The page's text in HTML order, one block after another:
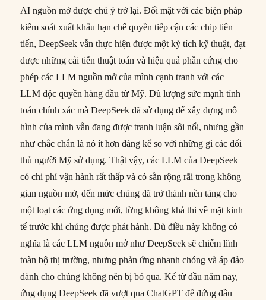
AI nguồn mở được chú ý trở lại. Đối mặt với các biện pháp
kiểm soát xuất khẩu hạn chế quyền tiếp cận các chip tiên
tiến, DeepSeek vẫn thực hiện được một kỳ tích kỹ thuật, đạt
được những cải tiến thuật toán và hiệu quả phần cứng cho
phép các LLM nguồn mở của mình cạnh tranh với các
LLM độc quyền hàng đầu từ Mỹ. Dù lượng sức mạnh tính
toán chính xác mà DeepSeek đã sử dụng để xây dựng mô
hình của mình vẫn đang được tranh luận sôi nổi, nhưng gần
như chắc chắn là nó ít hơn đáng kể so với những gì các đối
thủ người Mỹ sử dụng. Thật vậy, các LLM của DeepSeek
có chi phí vận hành rất thấp và có sẵn rộng rãi trong không
gian nguồn mở, đến mức chúng đã trở thành nền tảng cho
một loạt các ứng dụng mới, từng không khả thi về mặt kinh
tế trước khi chúng được phát hành. Dù điều này không có
nghĩa là các LLM nguồn mở như DeepSeek sẽ chiếm lĩnh
toàn bộ thị trường, nhưng phản ứng nhanh chóng và áp đảo
dành cho chúng không nên bị bỏ qua. Kể từ đầu năm nay,
ứng dụng DeepSeek đã vượt qua ChatGPT để đứng đầu